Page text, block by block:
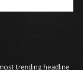
trending headline